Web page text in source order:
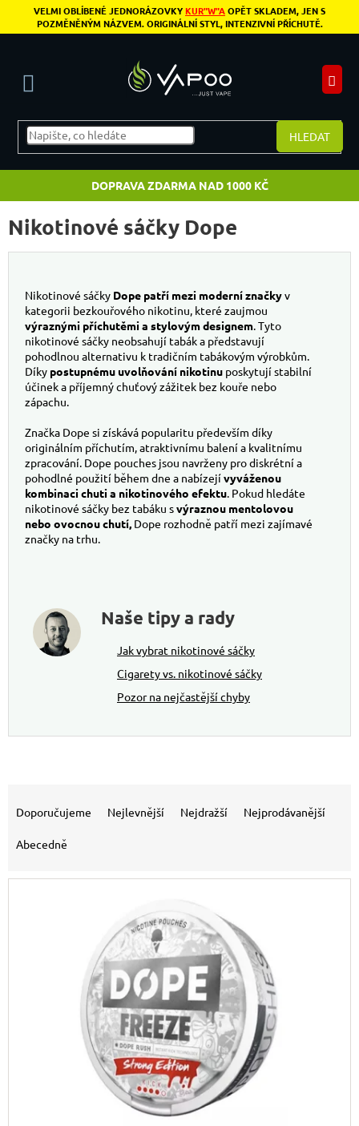
Přejít na obsah
VELMI OBLÍBENÉ JEDNORÁZOVKYKUR"W"AOPĚT SKLADEM, JEN S
POZMĚNĚNÝM NÁZVEM. ORIGINÁLNÍ STYL, INTENZIVNÍ PŘÍCHUTĚ.
HLEDAT
DOPRAVA ZDARMA NAD 1000 KČ
Nikotinové sáčky Dope
Nikotinové sáčky Dope patří mezi moderní značkyv
kategorii bezkouřového nikotinu, které zaujmou
výraznými příchutěmi a stylovým designem. Tyto
nikotinové sáčky neobsahují tabák a představují
pohodlnou alternativu k tradičním tabákovým výrobkům.
Díky postupnému uvolňování nikotinu poskytují stabilní
účinek a příjemný chuťový zážitek bez kouře nebo
zápachu.
Značka Dope si získává popularitu především díky
originálním příchutím, atraktivnímu balení a kvalitnímu
zpracování. Dope pouches jsou navrženy pro diskrétní a
pohodlné použití během dne a nabízejívyváženou
kombinaci chuti a nikotinového efektu. Pokud hledáte
nikotinové sáčky bez tabáku svýraznou mentolovou
nebo ovocnou chutí, Dope rozhodně patří mezi zajímavé
značky na trhu.
Naše tipy a rady
Jak vybrat nikotinové sáčky
Cigarety vs. nikotinové sáčky
Pozor na nejčastější chyby
Doporučujeme Nejlevnější Nejdražší Nejprodávanější
Abecedně